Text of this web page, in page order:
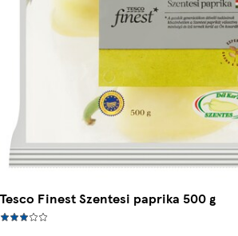
Tesco Finest Szentesi paprika 500 g